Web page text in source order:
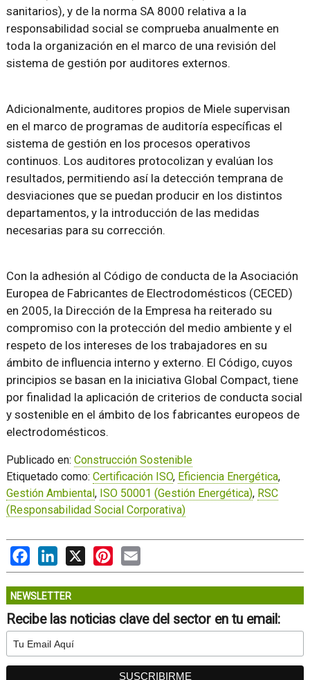
sanitarios), y de la norma SA 8000 relativa a la
responsabilidad social se comprueba anualmente en
toda la organización en el marco de una revisión del
sistema de gestión por auditores externos.
Adicionalmente, auditores propios de Miele supervisan
en el marco de programas de auditoría específicas el
sistema de gestión en los procesos operativos
continuos. Los auditores protocolizan y evalúan los
resultados, permitiendo así la detección temprana de
desviaciones que se puedan producir en los distintos
departamentos, y la introducción de las medidas
necesarias para su corrección.
Con la adhesión al Código de conducta de la Asociación
Europea de Fabricantes de Electrodomésticos (CECED)
en 2005, la Dirección de la Empresa ha reiterado su
compromiso con la protección del medio ambiente y el
respeto de los intereses de los trabajadores en su
ámbito de influencia interno y externo. El Código, cuyos
principios se basan en la iniciativa Global Compact, tiene
por finalidad la aplicación de criterios de conducta social
y sostenible en el ámbito de los fabricantes europeos de
electrodomésticos.
Publicado en: Construcción Sostenible
Etiquetado como: Certificación ISO, Eficiencia Energética,
Gestión Ambiental, ISO 50001 (Gestión Energética), RSC
(Responsabilidad Social Corporativa)
FacebookLinkedIn
X PinterestEmail
NEWSLETTER
Recibe las noticias clave del sector en tu email: